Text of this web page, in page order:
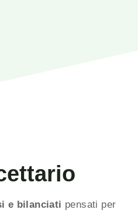
e bilanciati pensati per